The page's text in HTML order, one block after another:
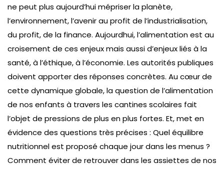
ne peut plus aujourd’hui mépriser la planète,
l’environnement, l’avenir au profit de l’industrialisation,
du profit, de la finance. Aujourdhui, l’alimentation est au
croisement de ces enjeux mais aussi d’enjeux liés à la
santé, à l’éthique, à l’économie. Les autorités publiques
doivent apporter des réponses concrètes. Au cœur de
cette dynamique globale, la question de l’alimentation
de nos enfants à travers les cantines scolaires fait
l’objet de pressions de plus en plus fortes. Et, met en
évidence des questions très précises : Quel équilibre
nutritionnel est proposé chaque jour dans les menus ?
Comment éviter de retrouver dans les assiettes de nos